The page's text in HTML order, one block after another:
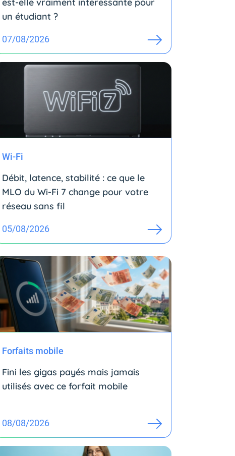
un étudiant ?
07/08/2026
Wi-Fi
Débit, latence, stabilité : ce que le
MLO du Wi-Fi 7 change pour votre
réseau sans fil
05/08/2026
Forfaits mobile
Fini les gigas payés mais jamais
utilisés avec ce forfait mobile
08/08/2026